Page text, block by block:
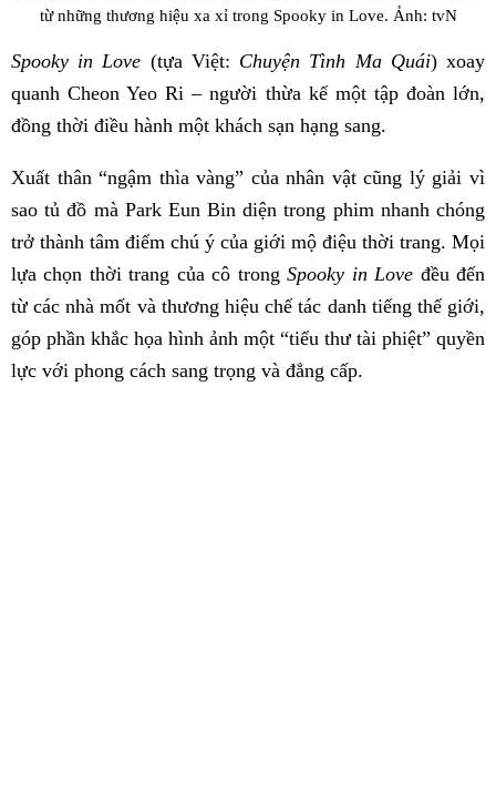
từ những thương hiệu xa xỉ trong Spooky in Love. Ảnh: tvN
Spooky in Love (tựa Việt: Chuyện Tình Ma Quái) xoay
quanh Cheon Yeo Ri – người thừa kế một tập đoàn lớn,
đồng thời điều hành một khách sạn hạng sang.
Xuất thân “ngậm thìa vàng” của nhân vật cũng lý giải vì
sao tủ đồ mà Park Eun Bin diện trong phim nhanh chóng
trở thành tâm điểm chú ý của giới mộ điệu thời trang. Mọi
lựa chọn thời trang của cô trongSpooky in Love đều đến
từ các nhà mốt và thương hiệu chế tác danh tiếng thế giới,
góp phần khắc họa hình ảnh một “tiểu thư tài phiệt” quyền
lực với phong cách sang trọng và đẳng cấp.